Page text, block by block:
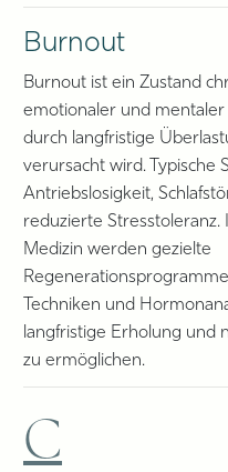
Burnout
Burnout ist ein Zustand
emotionaler und
durch langfristige
verursacht wird. Typische
Antriebslosigkeit,
reduzierte
Medizin werden gezielte
Techniken und
langfristige Erholung und
zu ermöglichen.
C